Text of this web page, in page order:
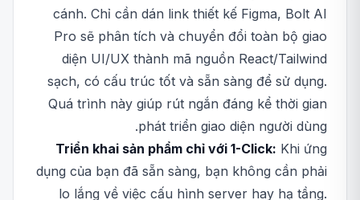
cánh. Chỉ cần dán link thiết kế Figma, Bolt AI
Pro sẽ phân tích và chuyển đổi toàn bộ giao
diện UI/UX thành mã nguồn React/Tailwind
sạch, có cấu trúc tốt và sẵn sàng để sử dụng.
Quá trình này giúp rút ngắn đáng kể thời gian
phát triển giao diện người dùng.
Triển khai sản phẩm chỉ với 1-Click: Khi ứng
dụng của bạn đã sẵn sàng, bạn không cần phải
lo lắng về việc cấu hình server hay hạ tầng.